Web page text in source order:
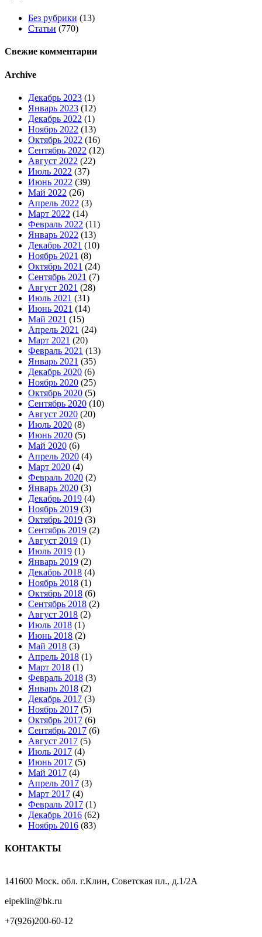
Без рубрики (13)
Статьи (770)
Свежие комментарии
Archive
Декабрь 2023 (1)
Январь 2023 (12)
Декабрь 2022 (1)
Ноябрь 2022 (13)
Октябрь 2022 (16)
Сентябрь 2022 (12)
Август 2022 (22)
Июль 2022 (37)
Июнь 2022 (39)
Май 2022 (26)
Апрель 2022 (3)
Март 2022 (14)
Февраль 2022 (11)
Январь 2022 (13)
Декабрь 2021 (10)
Ноябрь 2021 (8)
Октябрь 2021 (24)
Сентябрь 2021 (7)
Август 2021 (28)
Июль 2021 (31)
Июнь 2021 (14)
Май 2021 (15)
Апрель 2021 (24)
Март 2021 (20)
Февраль 2021 (13)
Январь 2021 (35)
Декабрь 2020 (6)
Ноябрь 2020 (25)
Октябрь 2020 (5)
Сентябрь 2020 (10)
Август 2020 (20)
Июль 2020 (8)
Июнь 2020 (5)
Май 2020 (6)
Апрель 2020 (4)
Март 2020 (4)
Февраль 2020 (2)
Январь 2020 (3)
Декабрь 2019 (4)
Ноябрь 2019 (3)
Октябрь 2019 (3)
Сентябрь 2019 (2)
Август 2019 (1)
Июль 2019 (1)
Январь 2019 (2)
Декабрь 2018 (4)
Ноябрь 2018 (1)
Октябрь 2018 (6)
Сентябрь 2018 (2)
Август 2018 (2)
Июль 2018 (1)
Июнь 2018 (2)
Май 2018 (3)
Апрель 2018 (1)
Март 2018 (1)
Февраль 2018 (3)
Январь 2018 (2)
Декабрь 2017 (3)
Ноябрь 2017 (5)
Октябрь 2017 (6)
Сентябрь 2017 (6)
Август 2017 (5)
Июль 2017 (4)
Июнь 2017 (5)
Май 2017 (4)
Апрель 2017 (3)
Март 2017 (4)
Февраль 2017 (1)
Декабрь 2016 (62)
Ноябрь 2016 (83)
КОНТАКТЫ
141600 Моск. обл. г.Клин, Советская пл., д.1/2А
eipeklin@bk.ru
+7(926)200-60-12